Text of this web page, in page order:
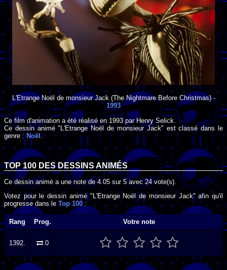
L'Etrange Noël de monsieur Jack (The Nightmare Before Christmas) -
1993
Ce film d'animation a été réalisé en 1993parHenry Selick
Ce dessin animé "L'Etrange Noël de monsieur Jack" est classé dans le
genre : Noël .
TOP 100 DESDESSINS ANIMÉS
Ce dessin animé a une note de 4.05 sur5avec24 vote(s).
Votez pour le dessin animé "L'Etrange Noël de monsieur Jack" afin qu'il
progresse dans leTop 100 :
Rang Prog. Votre note
1392. 0